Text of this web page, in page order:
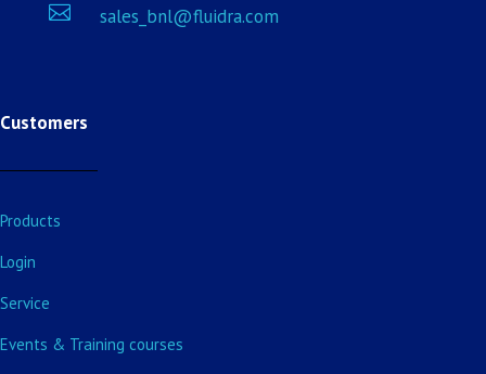
 sales_bnl@fluidra.com
Customers
Products
Login
Service
Events & Training courses